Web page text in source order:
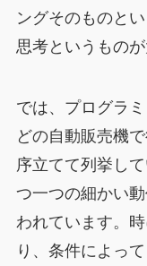
ングそのものと
思考というものが
では、プログラ
どの自動販売機
序立てて列挙し
つ一つの細かい
われています。
り、条件によっ